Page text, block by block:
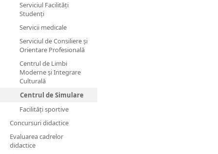
Serviciul Facilităţi
Studenţi
Servicii medicale
Serviciul de Consiliere și
Orientare Profesională
Centrul de Limbi
Moderne și Integrare
Culturală
Centrul de Simulare
Facilităţi sportive
Concursuri didactice
Evaluarea cadrelor
didactice